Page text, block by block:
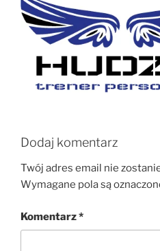
Dodaj komentarz
Twój adres email nie
Wymagane pola są
Komentarz*